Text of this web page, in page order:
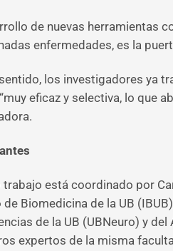
de nuevas herramientas
enfermedades, es la
los investigadores ya
eficaz y selectiva, lo que
trabajo está coordinado por
Biomedicina de la UB
de la UB (UBNeuro) y
expertos de la misma